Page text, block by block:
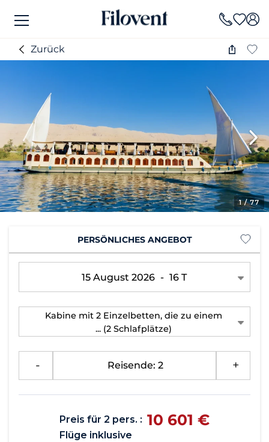
Zurück
1/ 77
PERSÖNLICHES ANGEBOT
15 August 2026 - 16 T
Kabine mit 2 Einzelbetten, die zu einem
... (2 Schlafplätze)
Reisende: 2
Preis für 2 pers. : 10 601 €
Flüge inklusive